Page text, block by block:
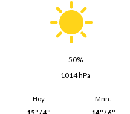
50%
1014 hPa
Hoy
15º / 4º
Mñn.
14º / 6º